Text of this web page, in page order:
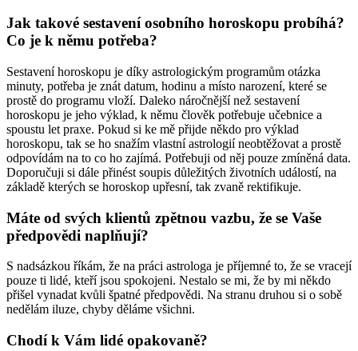
Jak takové sestavení osobního horoskopu probíhá?
Co je k němu potřeba?
Sestavení horoskopu je díky astrologickým programům otázka
minuty, potřeba je znát datum, hodinu a místo narození, které se
prostě do programu vloží. Daleko náročnější než sestavení
horoskopu je jeho výklad, k němu člověk potřebuje učebnice a
spoustu let praxe. Pokud si ke mě přijde někdo pro výklad
horoskopu, tak se ho snažím vlastní astrologií neobtěžovat a prostě
odpovídám na to co ho zajímá. Potřebuji od něj pouze zmíněná data.
Doporučuji si dále přinést soupis důležitých životních událostí, na
základě kterých se horoskop upřesní, tak zvaně rektifikuje.
Máte od svých klientů zpětnou vazbu, že se Vaše
předpovědi naplňují?
S nadsázkou říkám, že na práci astrologa je příjemné to, že se vracejí
pouze ti lidé, kteří jsou spokojeni. Nestalo se mi, že by mi někdo
přišel vynadat kvůli špatné předpovědi. Na stranu druhou si o sobě
nedělám iluze, chyby děláme všichni.
Chodí k Vám lidé opakovaně?